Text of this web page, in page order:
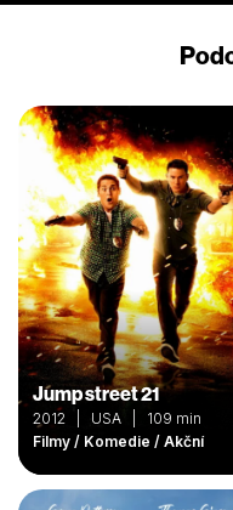
Jump street 21
2012 | USA | 109 min
Filmy / Komedie / Akční